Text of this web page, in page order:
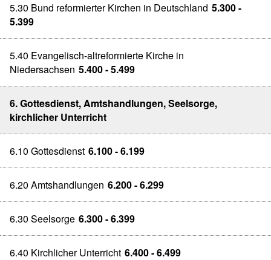
5.30 Bund reformierter Kirchen in Deutschland 5.300 -
5.399
5.40 Evangelisch-altreformierte Kirche in
Niedersachsen 5.400 - 5.499
6. Gottesdienst, Amtshandlungen, Seelsorge,
kirchlicher Unterricht
6.10 Gottesdienst 6.100 - 6.199
6.20 Amtshandlungen 6.200 - 6.299
6.30 Seelsorge 6.300 - 6.399
6.40 Kirchlicher Unterricht 6.400 - 6.499